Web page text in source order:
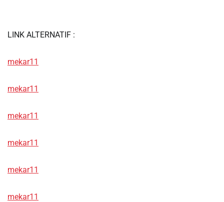
LINK ALTERNATIF :
mekar11
mekar11
mekar11
mekar11
mekar11
mekar11